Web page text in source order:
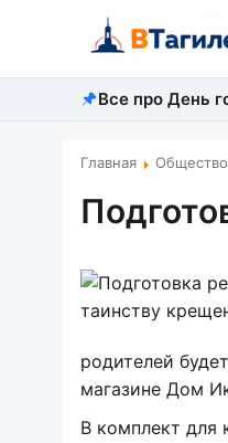
Все про День
Главная
родителей
магазине Дом
В комплект для